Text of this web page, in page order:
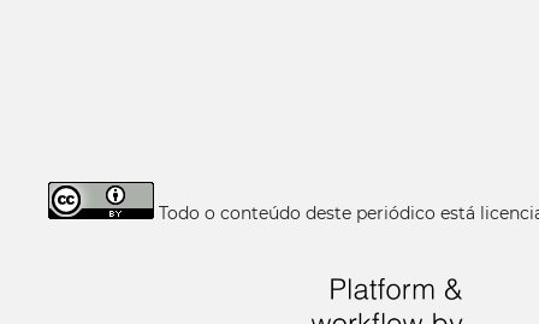
Todo o conteúdo deste periódico está